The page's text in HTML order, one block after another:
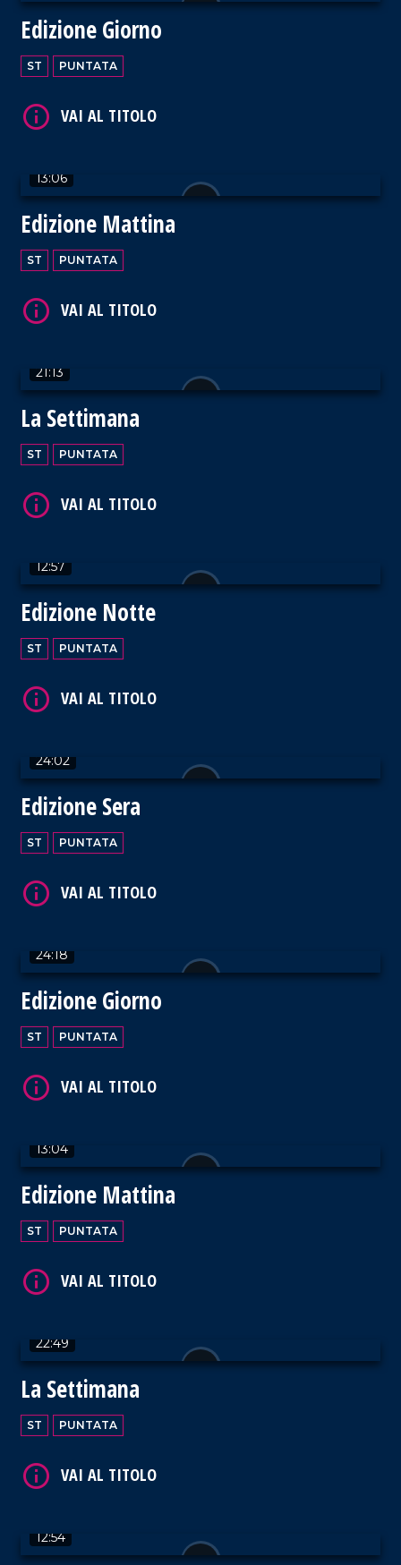
Edizione Giorno
ST PUNTATA
13:06
Edizione Mattina
ST PUNTATA
21:13
La Settimana
ST PUNTATA
12:57
Edizione Notte
ST PUNTATA
24:02
Edizione Sera
ST PUNTATA
24:18
Edizione Giorno
ST PUNTATA
13:04
Edizione Mattina
ST PUNTATA
22:49
La Settimana
ST PUNTATA
VAI AL TITOLO
12:54
VAI AL TITOLO
VAI AL TITOLO
VAI AL TITOLO
VAI AL TITOLO
VAI AL TITOLO